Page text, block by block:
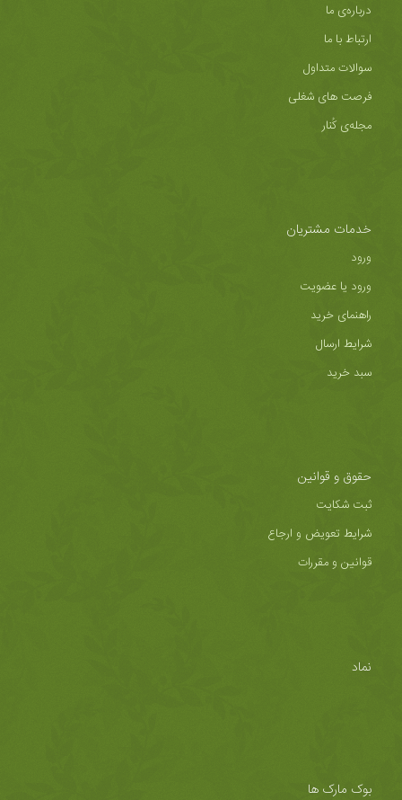
درباره‌ی ما
ارتباط با ما
سوالات متداول
فرصت های شغلی
مجله‌ی کُنار
خدمات مشتریان
ورود
ورود یا عضویت
راهنمای خرید
شرایط ارسال
سبد خرید
حقوق و قوانین
ثبت شکایت
شرایط تعویض و ارجاع
قوانین و مقررات
نماد
بوک مارک ها